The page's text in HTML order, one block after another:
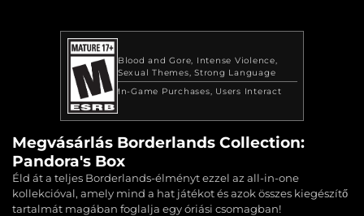
Blood and Gore Intense Violence
Sexual Themes Strong Language
In-Game Purchases
Users Interact
Megvásárlás Borderlands Collection:
Pandora's Box
Éld át a teljes Borderlands-élményt ezzel az all-in-one
kollekcióval, amely mind a hat játékot és azok összes kiegészítő
tartalmát magában foglalja egy óriási csomagban!